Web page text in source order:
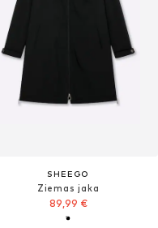
SHEEGO
Ziemas jaka
89,99 €